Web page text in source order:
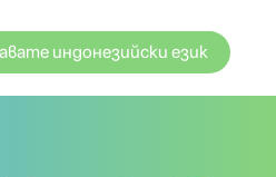
индонезийски език